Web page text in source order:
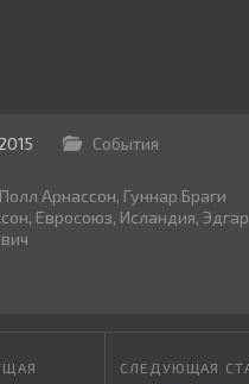
События
Арнассон, Гуннар Браги
, Евросоюз, Исландия, Эдгар